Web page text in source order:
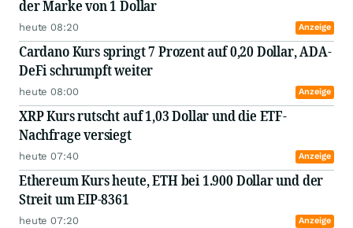
der Marke von 1 Dollar
heute 08:20 Anzeige
Cardano Kurs springt 7 Prozent auf 0,20 Dollar, ADA-
DeFi schrumpft weiter
heute 08:00 Anzeige
XRP Kurs rutscht auf 1,03 Dollar und die ETF-
Nachfrage versiegt
heute 07:40 Anzeige
Ethereum Kurs heute, ETH bei 1.900 Dollar und der
Streit um EIP-8361
heute 07:20 Anzeige